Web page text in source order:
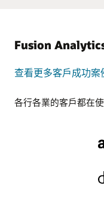
Fusion
查看更多客戶成功案
各行各業的客戶都在